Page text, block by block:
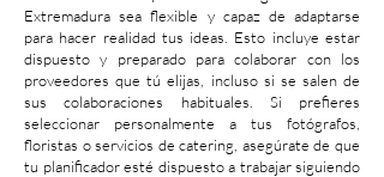
Extremadura sea flexible y capaz de adaptarse
para hacer realidad tus ideas. Esto incluye estar
dispuesto y preparado para colaborar con los
proveedores que tú elijas, incluso si se salen de
sus colaboraciones habituales. Si prefieres
seleccionar personalmente a tus fotógrafos,
floristas o servicios de catering, asegúrate de que
tu planificador esté dispuesto a trabajar siguiendo